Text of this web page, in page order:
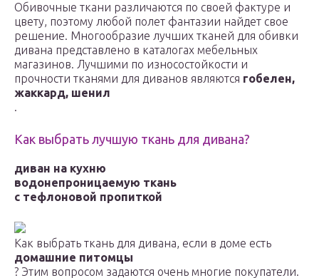
Обивочные ткани различаются по своей фактуре и
цвету, поэтому любой полет фантазии найдет свое
решение. Многообразие лучших тканей для обивки
дивана представлено в каталогах мебельных
магазинов. Лучшими по износостойкости и
прочности тканями для диванов являются гобелен,
жаккард, шенил
.
Как выбрать лучшую ткань для дивана?
диван на кухню
водонепроницаемую ткань
с тефлоновой пропиткой
Как выбрать ткань для дивана, если в доме есть
домашние питомцы
? Этим вопросом задаются очень многие покупатели.